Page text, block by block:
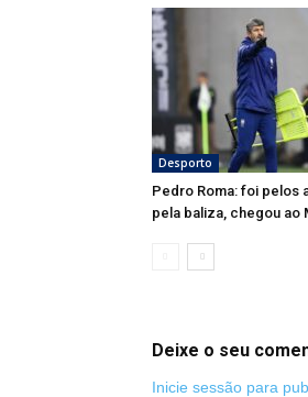
Desporto
Pedro Roma: foi pelos
pela baliza, chegou ao
Deixe o seu
Inicie sessão para